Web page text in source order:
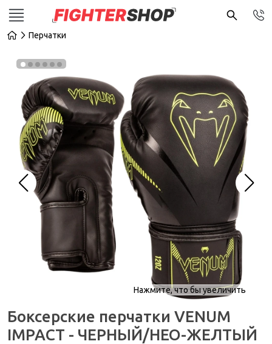
Перчатки
Нажмите, что бы увеличить
Боксерские перчатки VENUM
IMPACT - ЧЕРНЫЙ/НЕО-ЖЕЛТЫЙ